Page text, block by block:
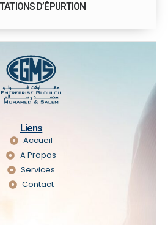
D’ÉPURTION
Liens
Accueil
A Propos
Services
Contact